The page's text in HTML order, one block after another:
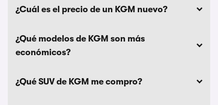
¿Cuál es el precio de un KGM nuevo?
¿Qué modelos de KGM son más
económicos?
¿Qué SUV de KGM me compro?